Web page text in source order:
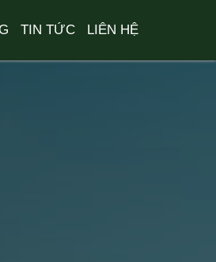
TIN TỨC LIÊN HỆ